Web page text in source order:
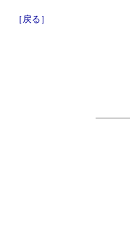
［戻る］